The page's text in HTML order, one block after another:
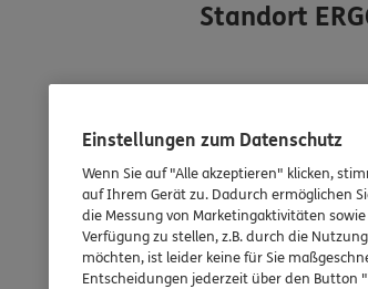
Standort
Einstellungen zum Datenschutz
Wenn Sie auf "Alle akzeptieren" klicken,
auf Ihrem Gerät zu. Dadurch ermöglichen
die Messung von Marketingaktivitäten
Verfügung zu stellen, z.B. durch die
möchten, ist leider keine für Sie
Entscheidungen jederzeit über den Button